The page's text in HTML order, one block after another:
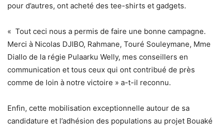
pour d’autres, ont acheté des tee-shirts et gadgets.
« Tout ceci nous a permis de faire une bonne campagne.
Merci à Nicolas DJIBO, Rahmane, Touré Souleymane, Mme
Diallo de la régie Pulaarku Welly, mes conseillers en
communication et tous ceux qui ont contribué de près
comme de loin à notre victoire » a-t-il reconnu.
Enfin, cette mobilisation exceptionnelle autour de sa
candidature et l’adhésion des populations au projet Bouaké